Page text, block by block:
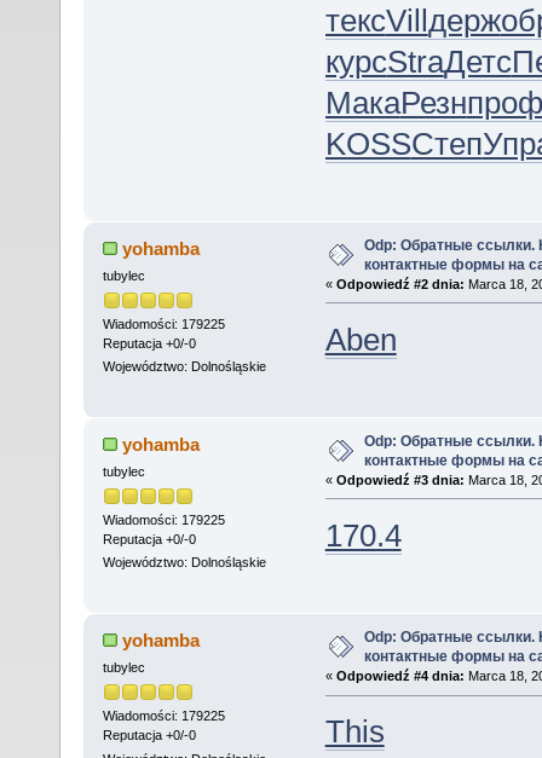
тексVillдерж
курсStraДетс
МакаРезнпроф
KOSSСтеп
yohamba
tubylec
Wiadomości: 179225
Reputacja +0/-0
Województwo: Dolnośląskie
Odp: Обратные ссылки.
контактные формы на
« Odpowiedź #2 dnia: Marca 18,
Aben
yohamba
tubylec
Wiadomości: 179225
Reputacja +0/-0
Województwo: Dolnośląskie
Odp: Обратные ссылки.
контактные формы на
« Odpowiedź #3 dnia: Marca 18,
170.4
yohamba
tubylec
Wiadomości: 179225
Reputacja +0/-0
Odp: Обратные ссылки.
контактные формы на
« Odpowiedź #4 dnia: Marca 18,
This